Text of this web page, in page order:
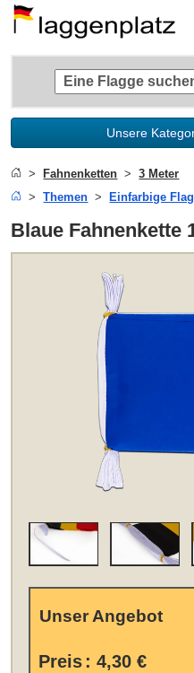
Unsere
Fahnenketten
3 Meter
Themen
Einfarbige
Blaue Fahnenkette
Unser Angebot
Preis : 4,30 €